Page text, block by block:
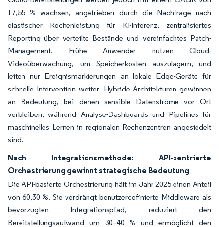
17,55 % wachsen, angetrieben durch die Nachfrage nach
elastischer Rechenleistung für KI-Inferenz, zentralisiertes
Reporting über verteilte Bestände und vereinfachtes Patch-
Management. Frühe Anwender nutzen Cloud-
Videoüberwachung, um Speicherkosten auszulagern, und
leiten nur Ereignismarkierungen an lokale Edge-Geräte für
schnelle Intervention weiter. Hybride Architekturen gewinnen
an Bedeutung, bei denen sensible Datenströme vor Ort
verbleiben, während Analyse-Dashboards und Pipelines für
maschinelles Lernen in regionalen Rechenzentren angesiedelt
sind.
Nach Integrationsmethode: API-zentrierte
Orchestrierung gewinnt strategische Bedeutung
Die API-basierte Orchestrierung hält im Jahr 2025 einen Anteil
von 60,30 %. Sie verdrängt benutzerdefinierte Middleware als
bevorzugten Integrationspfad, reduziert den
Bereitstellungsaufwand um 30–40 % und ermöglicht den